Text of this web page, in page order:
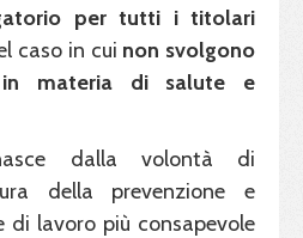
per tutti i titolari
caso in cui non svolgono
in materia di salute e
dalla volontà di
della prevenzione e
di lavoro più consapevole